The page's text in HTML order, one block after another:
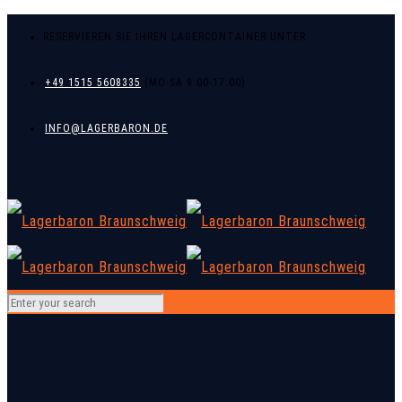
RESERVIEREN SIE IHREN LAGERCONTAINER UNTER
+49 1515 5608335
INFO@LAGERBARON.DE